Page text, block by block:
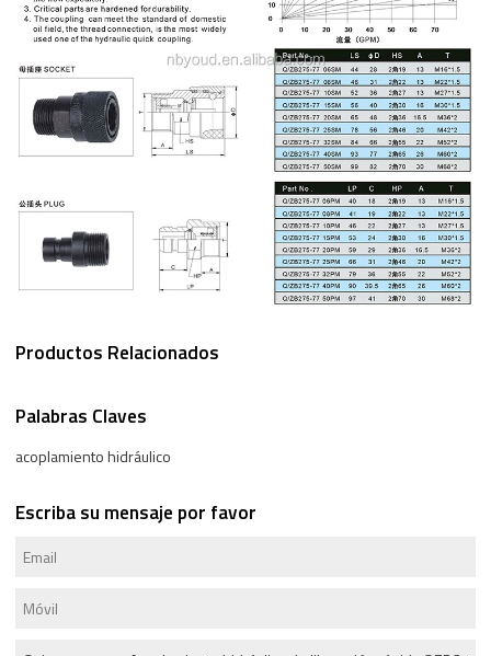
Productos Relacionados
Palabras Claves
acoplamiento hidráulico
Escriba su mensaje por favor